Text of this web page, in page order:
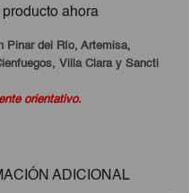
ahora
Pinar del Río, Artemisa,
Villa Clara y Sancti
orientativo.
ADICIONAL